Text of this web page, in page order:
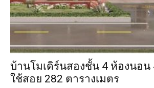
บ้านโมเดิร์นสองชั้น 4 ห้องนอ
ใช้สอย 282 ตารางเมตร